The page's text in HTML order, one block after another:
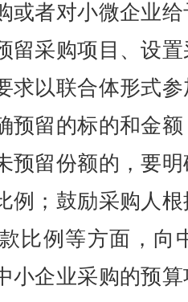
或者对小微企业
留采购项目、设
求以联合体形式
预留的标的和金
预留份额的，要
例；鼓励采购人
比例等方面，向
小企业采购的预